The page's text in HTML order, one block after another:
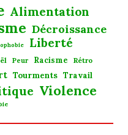
Alimentation
Décroissance
Liberté
Peur Racisme Rétro
Tourments Travail
Violence